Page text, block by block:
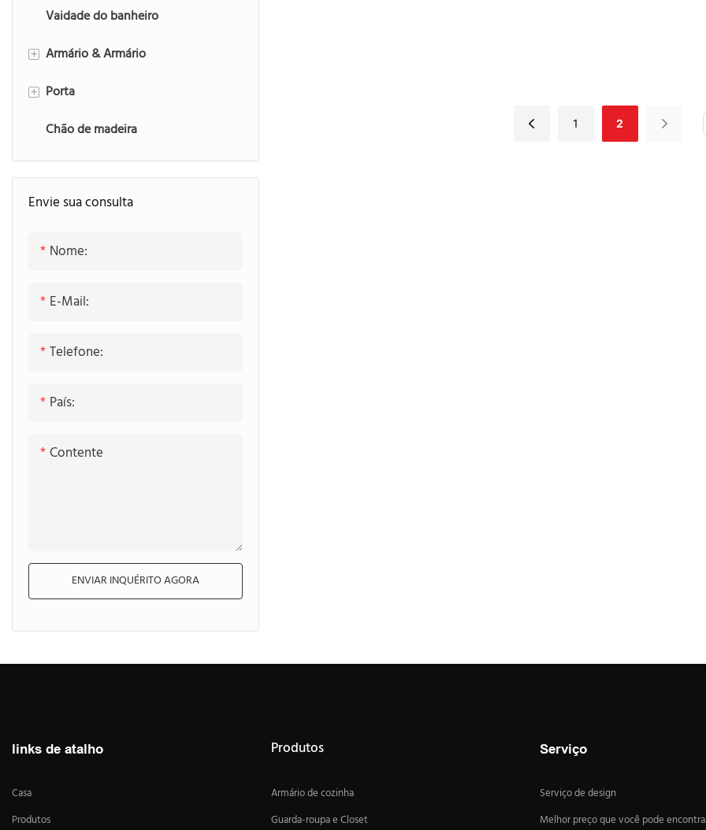
Vaidade do banheiro
+ Armário & Armário
Armários com portas de correr
Armário com porta articulada
Caminhe no armário
+ Porta
porta de entrada
Porta interna de madeira
Porta da garagem
Chão de madeira
Envie sua consulta
Nome:
E-Mail:
Telefone:
País:
Contente
ENVIAR INQUÉRITO AGORA
1 2
links de atalho
Casa
Produtos
Produtos
Armário de cozinha
Guarda-roupa e Closet
Serviço
Serviço de design
Melhor preço que você pode